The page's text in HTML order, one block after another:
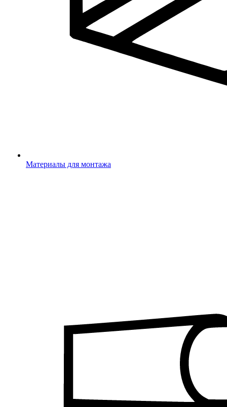
Материалы для монтажа